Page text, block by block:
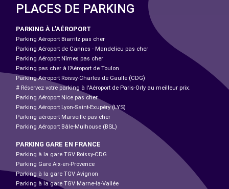
PLACES DE PARKING
PARKING À L'AÉROPORT
Parking Aéroport Biarritz pas cher
Parking Aéroport de Cannes - Mandelieu pas cher
Parking Aéroport Nîmes pas cher
Parking pas cher à l’Aéroport de Toulon
Parking Aéroport Roissy-Charles de Gaulle (CDG)
# Réservez votre parking à l'Aéroport de Paris-Orly au meilleur prix.
Parking Aéroport Nice pas cher
Parking Aéroport Lyon-Saint-Exupéry (LYS)
Parking aéroport Marseille pas cher
Parking Aéroport Bâle-Mulhouse (BSL)
PARKING GARE EN FRANCE
Parking à la gare TGV Roissy-CDG
Parking Gare Aix-en-Provence
Parking à la gare TGV Avignon
Parking à la gare TGV Marne-la-Vallée